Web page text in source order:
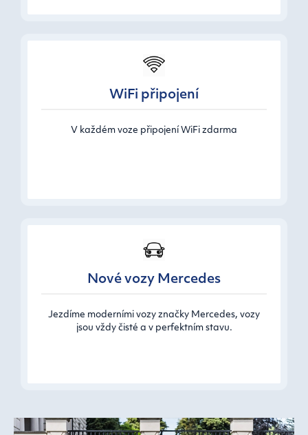
WiFi připojení
V každém voze připojení WiFi zdarma
Nové vozy Mercedes
Jezdíme moderními vozy značky Mercedes, vozy
jsou vždy čisté a v perfektním stavu.